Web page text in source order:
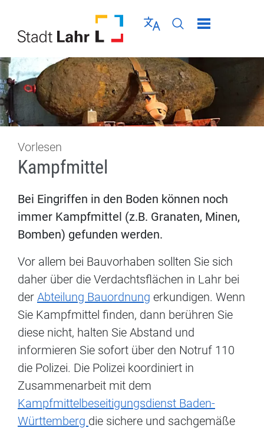
Sprache wählen
Seiten-Suche
Menü schließen
Vorlesen
Kampfmittel
Bei Eingriffen in den Boden können noch
immer Kampfmittel (z.B. Granaten, Minen,
Bomben) gefunden werden.
Vor allem bei Bauvorhaben sollten Sie sich
daher über die Verdachtsflächen in Lahr bei
der Abteilung Bauordnung erkundigen. Wenn
Sie Kampfmittel finden, dann berühren Sie
diese nicht, halten Sie Abstand und
informieren Sie sofort über den Notruf 110
die Polizei. Die Polizei koordiniert in
Zusammenarbeit mit dem
Kampfmittelbeseitigungsdienst Baden-
Württemberg die sichere und sachgemäße